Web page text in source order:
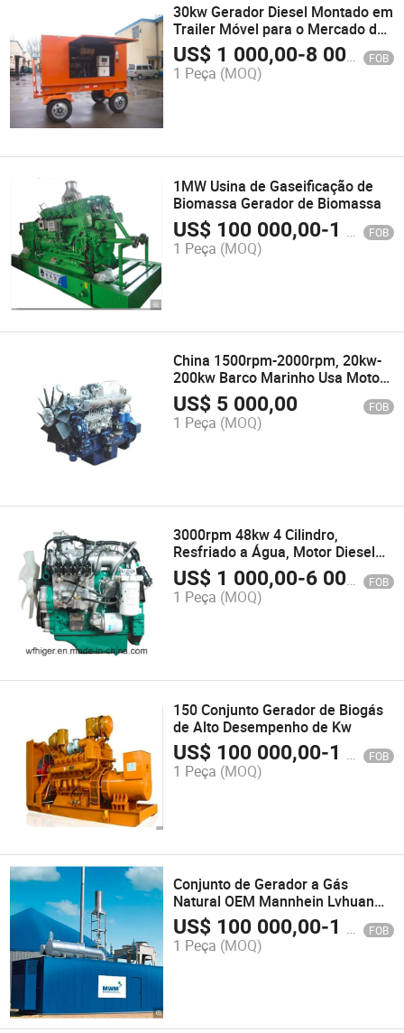
30kw Gerador Diesel Montado em
Trailer Móvel para o Mercado da
Tailândia
US$ 1 000,00-8 000,00 FOB
1 Peça (MOQ)
1MW Usina de Gaseificação de
Biomassa Gerador de Biomassa
US$ 100 000,00-1 500 000,00 FOB
1 Peça (MOQ)
China 1500rpm-2000rpm, 20kw-
200kw Barco Marinho Usa Motor
Diesel
US$ 5 000,00 FOB
1 Peça (MOQ)
3000rpm 48kw 4 Cilindro,
Resfriado a Água, Motor Diesel
para Uso em Combate a
Incêndios
US$ 1 000,00-6 000,00 FOB
1 Peça (MOQ)
150 Conjunto Gerador de Biogás
de Alto Desempenho de Kw
US$ 100 000,00-1 500 000,00 FOB
1 Peça (MOQ)
Conjunto de Gerador a Gás
Natural OEM Mannhein Lvhuan
800kw para Geração Elétrica
Residencial Resfriado a Água
US$ 100 000,00-1 500 000,00 FOB
1 Peça (MOQ)